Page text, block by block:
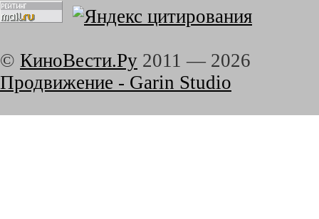
© КиноВести.Ру 2011 — 2026
Продвижение - Garin Studio